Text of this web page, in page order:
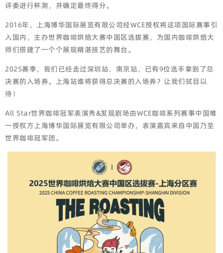
评委进行杯测，并确定最终得分。
2016年，上海博华国际展览有限公司经WCE授权将这项国际赛事引
入国内，主办世界咖啡烘焙大赛中国区选拔赛，为国内咖啡烘焙大
师们搭建了一个个展现精湛技艺的舞台。
2025赛季，我们已经走过深圳站、南京站，已有9位选手拿到了总
决赛的入场券。上海站谁将获得总决赛的入场券？让我们拭目以
待！
All Star世界咖啡冠军表演秀&发现剧场由WCE咖啡系列赛事中国唯
一授权方上海博华国际展览有限公司举办，表演嘉宾来自中国乃至
世界咖啡冠军团。